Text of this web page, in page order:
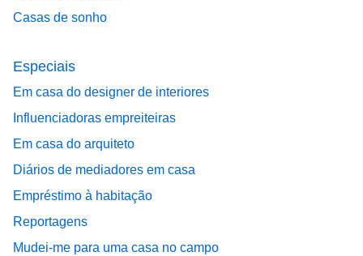
Casas de sonho
Especiais
Em casa do designer de interiores
Influenciadoras empreiteiras
Em casa do arquiteto
Diários de mediadores em casa
Empréstimo à habitação
Reportagens
Mudei-me para uma casa no campo